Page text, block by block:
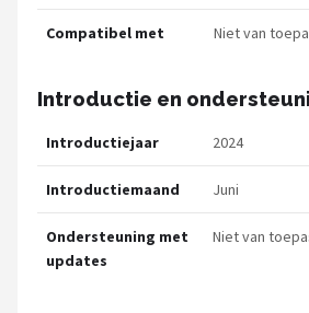
Compatibel met Niet van
Introductie en
Introductiejaar 2024
Introductiemaand Juni
Ondersteuning met
updates
Niet van